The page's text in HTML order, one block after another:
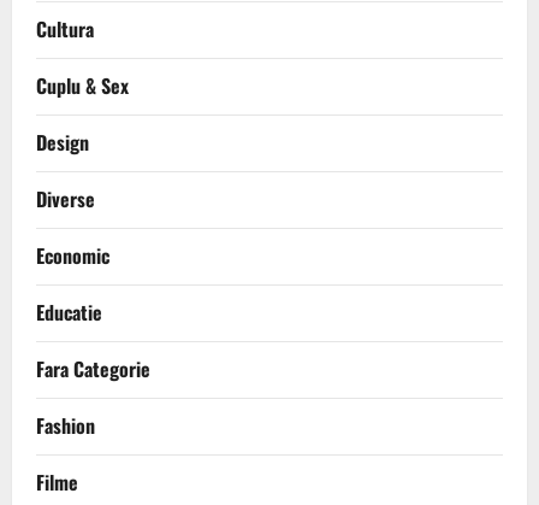
Cultura
Cuplu & Sex
Design
Diverse
Economic
Educatie
Fara Categorie
Fashion
Filme